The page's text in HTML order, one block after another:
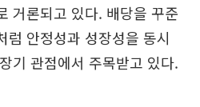
거론되고 있다. 배당을 꾸준
럼 안정성과 성장성을 동시
기 관점에서 주목받고 있다.